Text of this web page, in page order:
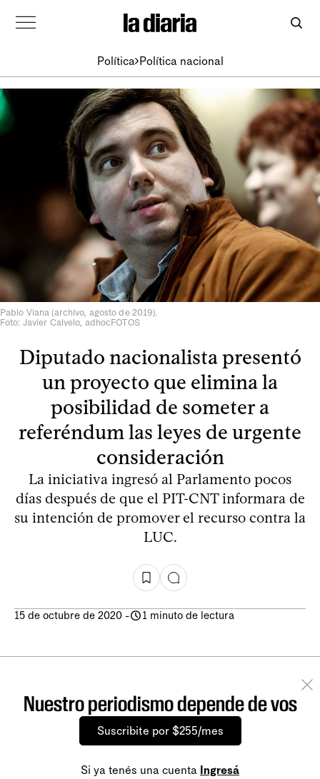
Política Política nacional
Pablo Viana (archivo, agosto de 2019).
Foto: Javier Calvelo, adhocFOTOS
Diputado nacionalista presentó
un proyecto que elimina la
posibilidad de someter a
referéndum las leyes de urgente
consideración
La iniciativa ingresó al Parlamento pocos
días después de que el PIT-CNT informara de
su intención de promover el recurso contra la
LUC.
15 de octubre de 2020 - 1 minuto de lectura
Nuestro periodismo depende de vos
Suscribite por $255/mes
Si ya tenés una cuenta Ingresá